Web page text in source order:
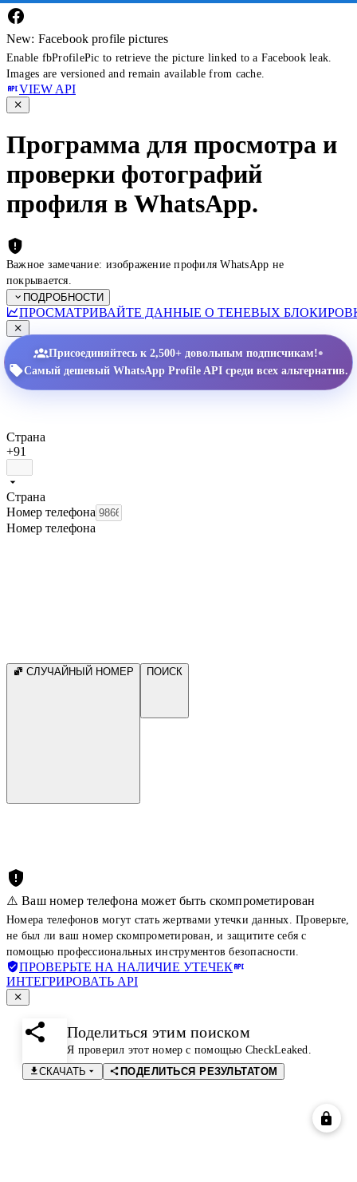
New: Facebook profile pictures
Enable fbProfilePic to retrieve the picture linked to a Facebook leak.
Images are versioned and remain available from cache.
VIEW API
Программа для просмотра и
проверки фотографий
профиля в WhatsApp.
Важное замечание: изображение профиля WhatsApp не
покрывается.
ПОДРОБНОСТИ
ПРОСМАТРИВАЙТЕ ДАННЫЕ О ТЕНЕВЫХ
Присоединяйтесь к 2,500+ довольным подписчикам!•
Самый дешевый WhatsApp Profile API среди всех альтернатив.
Страна
+91
Страна
Номер телефона
Номер телефона
СЛУЧАЙНЫЙ НОМЕР ПОИСК
⚠️ Ваш номер телефона может быть скомпрометирован
Номера телефонов могут стать жертвами утечки данных. Проверьте,
не был ли ваш номер скомпрометирован, и защитите себя с
помощью профессиональных инструментов безопасности.
ПРОВЕРЬТЕ НА НАЛИЧИЕ УТЕЧЕК
ИНТЕГРИРОВАТЬ API
Поделиться этим поиском
Я проверил этот номер с помощью CheckLeaked.
СКАЧАТЬ
ПОДЕЛИТЬСЯ РЕЗУЛЬТАТОМ